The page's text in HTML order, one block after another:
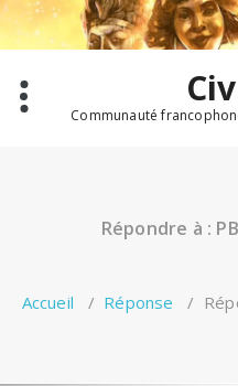
Aller
contenu
Communauté
Répondre à :
Accueil / Réponse /